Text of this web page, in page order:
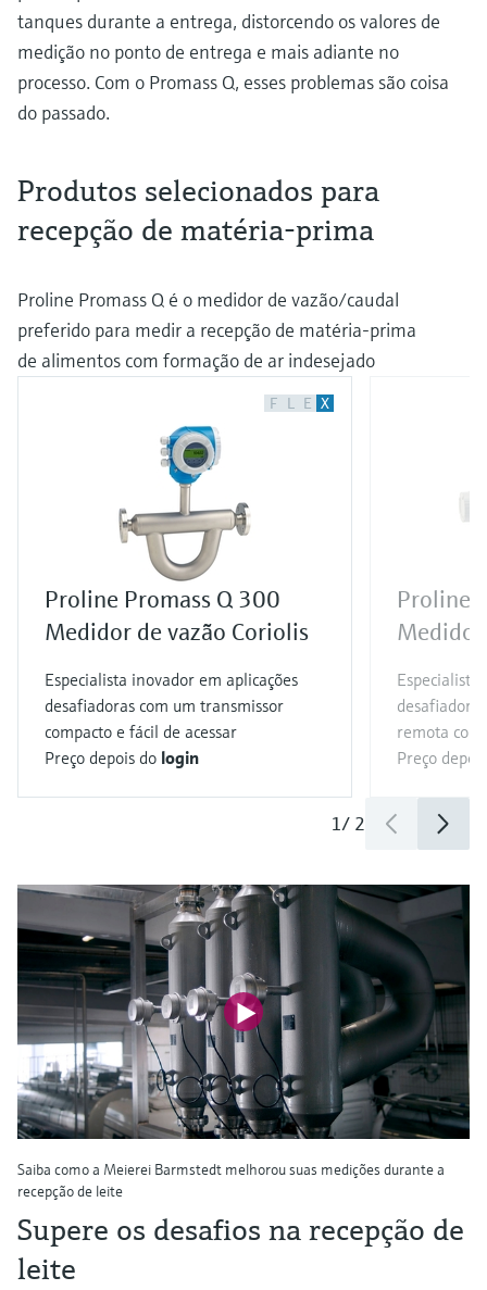
tanques durante a entrega, distorcendo os valores de
medição no ponto de entrega e mais adiante no
processo. Com o Promass Q, esses problemas são coisa
do passado.
Produtos selecionados para
recepção de matéria-prima
Proline Promass Q é o medidor de vazão/caudal
preferido para medir a recepção de matéria-prima
de alimentos com formação de ar indesejado
F L E X
Proline Promass Q 300
Medidor de vazão Coriolis
Especialista inovador em aplicações
desafiadoras com um transmissor
compacto e fácil de acessar
Preço depois do login
Proline
Medidor
Especialista
remota
Preço
1/ 2
Saiba como a Meierei Barmstedt melhorou suas medições durante a
recepção de leite
Supere os desafios na recepção de
leite